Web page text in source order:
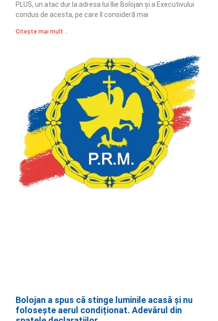
PLUS, un atac dur la adresa lui Ilie Bolojan și a Executivului
condus de acesta, pe care îl consideră mai
Citește mai mult ..
Bolojan a spus că stinge luminile acasă și nu
folosește aerul condiționat. Adevărul din